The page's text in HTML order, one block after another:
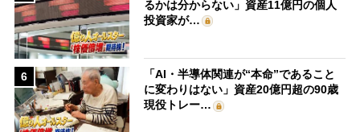
るかは分からない」資産11億円の個人
投資家が…
6
「AI・半導体関連が“本命”であること
に変わりはない」資産20億円超の90歳
現役トレー…